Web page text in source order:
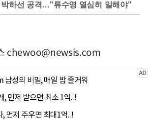
박하선 공격…"류수영 열심히 일해야"
chewoo@newsis.com